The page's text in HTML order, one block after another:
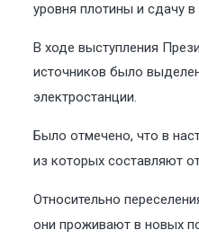
уровня плотины и сдачу
В ходе выступления
источников было
электростанции.​
Было отмечено, что в
из которых составляют
Относительно
они проживают в новых